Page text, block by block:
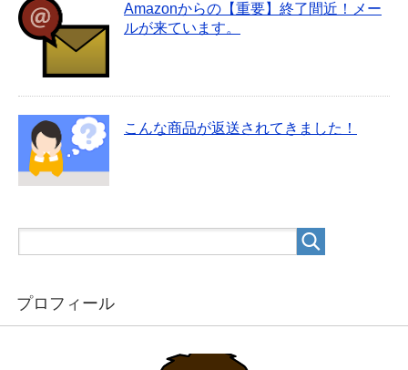
Amazonからの【重要】終了間近！メー
ルが来ています。
こんな商品が返送されてきました！
プロフィール